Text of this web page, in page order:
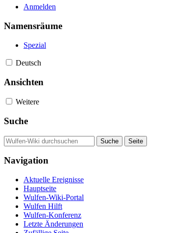
Anmelden
Namensräume
Spezial
Deutsch
Ansichten
Weitere
Suche
Navigation
Aktuelle Ereignisse
Hauptseite
Wulfen-Wiki-Portal
Wulfen Hilft
Wulfen-Konferenz
Letzte Änderungen